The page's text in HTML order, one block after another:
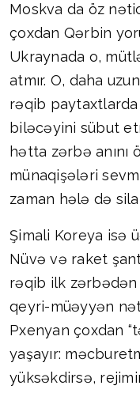
Moskva da öz
çoxdan Qərbin
Ukraynada o,
atmır. O, daha
rəqib
biləcəyini sübut
hətta zərbə anını
münaqişələri
zaman hələ də
Şimali Koreya isə
Nüvə və raket
rəqib ilk
qeyri-müəyyən
Pxenyan çoxdan
yaşayır:
yüksəkdirsə,